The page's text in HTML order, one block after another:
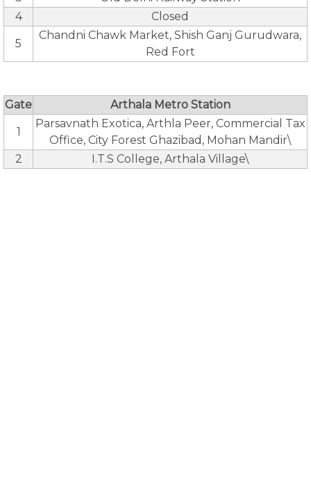
4
Closed
5
Chandni Chawk Market, Shish Ganj Gurudwara,
Red Fort
Gate Arthala Metro Station
1
Parsavnath Exotica, Arthla Peer, Commercial Tax
Office, City Forest Ghazibad, Mohan Mandir\
2
I.T.S College, Arthala Village\